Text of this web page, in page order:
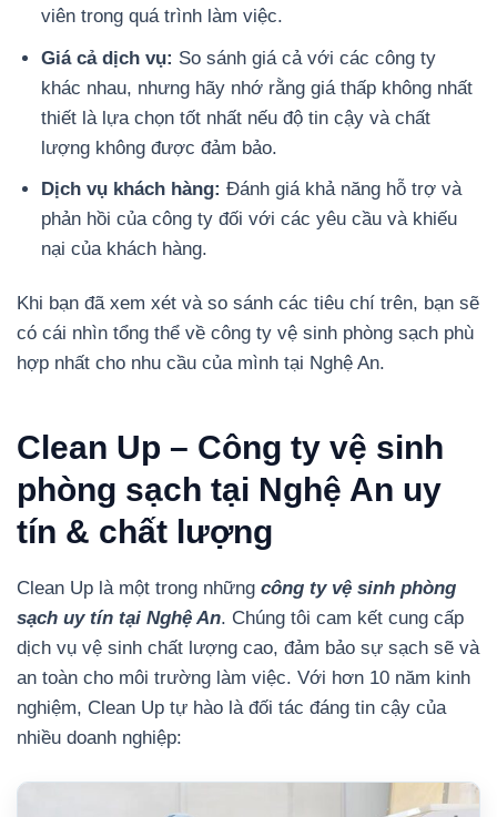
viên trong quá trình làm việc.
Giá cả dịch vụ: So sánh giá cả với các công ty
khác nhau, nhưng hãy nhớ rằng giá thấp không nhất
thiết là lựa chọn tốt nhất nếu độ tin cậy và chất
lượng không được đảm bảo.
Dịch vụ khách hàng:Đánh giá khả năng hỗ trợ và
phản hồi của công ty đối với các yêu cầu và khiếu
nại của khách hàng.
Khi bạn đã xem xét và so sánh các tiêu chí trên, bạn sẽ
có cái nhìn tổng thể về công ty vệ sinh phòng sạch phù
hợp nhất cho nhu cầu của mình tại Nghệ An.
Clean Up – Công ty vệ sinh
phòng sạch tại Nghệ An uy
tín & chất lượng
Clean Up là một trong những công ty vệ sinh phòng
sạch uy tín tại Nghệ An. Chúng tôi cam kết cung cấp
dịch vụ vệ sinh chất lượng cao, đảm bảo sự sạch sẽ và
an toàn cho môi trường làm việc. Với hơn 10 năm kinh
nghiệm, Clean Up tự hào là đối tác đáng tin cậy của
nhiều doanh nghiệp: